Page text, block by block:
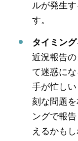
ルが発生
す。
タイミン
近況報告
て迷惑に
手が忙し
刻な問題
ングで報
えるかもし